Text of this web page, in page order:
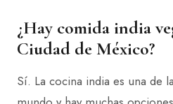
¿Hay comida india
Ciudad de México?
Sí. La cocina india es una de